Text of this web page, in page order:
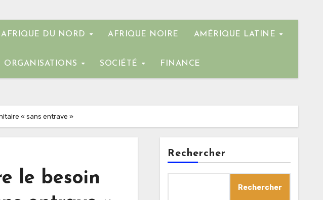
AFRIQUE DU NORD AFRIQUE NOIRE AMÉRIQUE LATINE
ORGANISATIONS SOCIÉTÉ FINANCE
« sans entrave »
le besoin
Rechercher
Rechercher